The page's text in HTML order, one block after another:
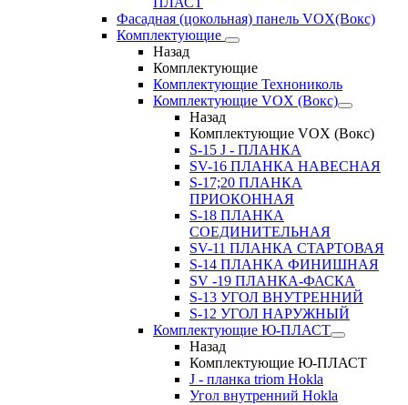
Фасадная (цокольная) панель VOX(Вокс)
Комплектующие
Назад
Комплектующие
Комплектующие Технониколь
Комплектующие VOX (Вокс)
Назад
Комплектующие VOX (Вокс)
S-15 J - ПЛАНКА
SV-16 ПЛАНКА НАВЕСНАЯ
S-17;20 ПЛАНКА
ПРИОКОННАЯ
S-18 ПЛАНКА
СОЕДИНИТЕЛЬНАЯ
SV-11 ПЛАНКА СТАРТОВАЯ
S-14 ПЛАНКА ФИНИШНАЯ
SV -19 ПЛАНКА-ФАСКА
S-13 УГОЛ ВНУТРЕННИЙ
S-12 УГОЛ НАРУЖНЫЙ
Комплектующие Ю-ПЛАСТ
Назад
Комплектующие Ю-ПЛАСТ
J - планка triom Hokla
Угол внутренний Hokla